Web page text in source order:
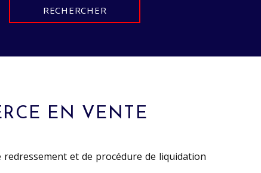
RECHERCHER
EN VENTE
et de procédure de liquidation